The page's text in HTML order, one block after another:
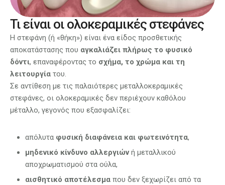
Τι είναι οι ολοκεραμικές στεφάνες
Η στεφάνη (ή «θήκη») είναι ένα είδος προσθετικής
αποκατάστασης που αγκαλιάζει πλήρως το φυσικό
δόντι, επαναφέροντας το σχήμα, το χρώμα και τη
λειτουργία του.
Σε αντίθεση με τις παλαιότερες μεταλλοκεραμικές
στεφάνες, οι ολοκεραμικές δεν περιέχουν καθόλου
μέταλλο, γεγονός που εξασφαλίζει:
απόλυτα φυσική διαφάνεια και φωτεινότητα,
μηδενικό κίνδυνο αλλεργιώνή μεταλλικού
αποχρωματισμού στα ούλα,
αισθητικό αποτέλεσμα που δεν ξεχωρίζει από τα